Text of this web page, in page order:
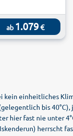
ab 1.079€
kein einheitliches
bis
hier fast nie unter
herrscht